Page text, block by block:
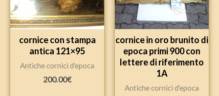
cornice con stampa
antica 121×95
Antiche cornici d'epoca
200.00€
cornice in oro brunito di
epoca primi 900 con
lettere di riferimento
1A
Antiche cornici d'epoca